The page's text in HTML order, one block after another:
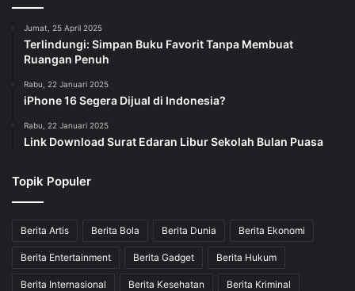
Jumat, 25 April 2025
Terlindungi: Simpan Buku Favorit Tanpa Membuat
Ruangan Penuh
Rabu, 22 Januari 2025
iPhone 16 Segera Dijual di Indonesia?
Rabu, 22 Januari 2025
Link Download Surat Edaran Libur Sekolah Bulan Puasa
Topik Populer
Berita Artis Berita Bola Berita Dunia Berita Ekonomi
Berita Entertainment Berita Gadget Berita Hukum
Berita Internasional Berita Kesehatan Berita Kriminal